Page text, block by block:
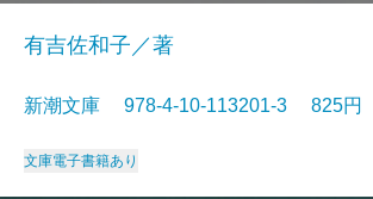
有吉佐和子／著
新潮文庫 978-4-10-113201-3 825円
文庫電子書籍あり